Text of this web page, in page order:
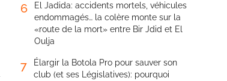
6
El Jadida: accidents mortels, véhicules
endommagés… la colère monte sur la
«route de la mort» entre Bir Jdid et El
Oulja
7
Élargir la Botola Pro pour sauver son
club (et ses Législatives): pourquoi